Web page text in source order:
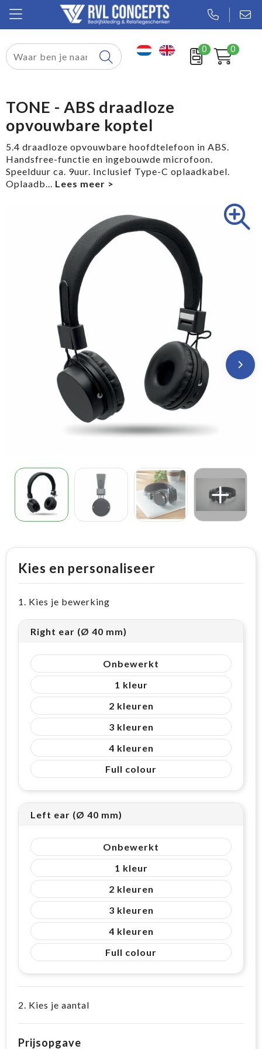
0 0
Relatiegeschenken
Tassen
Sport
Werkkleding
TONE - ABS draadloze
opvouwbare koptel
5.4 draadloze opvouwbare hoofdtelefoon in ABS.
Handsfree-functie en ingebouwde microfoon.
Speelduur ca. 9uur. Inclusief Type-C oplaadkabel.
Oplaadb...
Kies en personaliseer
1. Kies je bewerking
Right ear (Ø 40 mm)
Onbewerkt
1
2
3
4
Full colour
Left ear (Ø 40 mm)
Onbewerkt
1
2
3
4
Full colour
2. Kies je aantal
Prijsopgave